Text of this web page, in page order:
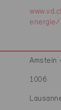
energie/
Amstein
1006